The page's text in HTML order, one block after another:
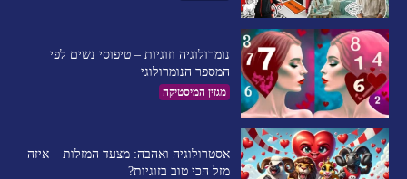
נומרולוגיה וזוגיות – טיפוסי נשים לפי
המספר הנומרולוגי
מגזין המיסטיקה
אסטרולוגיה ואהבה: מצעד המזלות – איזה
מזל הכי טוב בזוגיות?